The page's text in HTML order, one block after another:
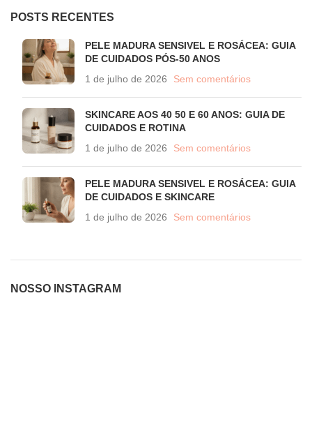
POSTS RECENTES
PELE MADURA SENSIVEL E ROSÁCEA: GUIA
DE CUIDADOS PÓS-50 ANOS
1 de julho de 2026
Sem comentários
SKINCARE AOS 40 50 E 60 ANOS: GUIA DE
CUIDADOS E ROTINA
1 de julho de 2026
Sem comentários
PELE MADURA SENSIVEL E ROSÁCEA: GUIA
DE CUIDADOS E SKINCARE
1 de julho de 2026
Sem comentários
NOSSO INSTAGRAM